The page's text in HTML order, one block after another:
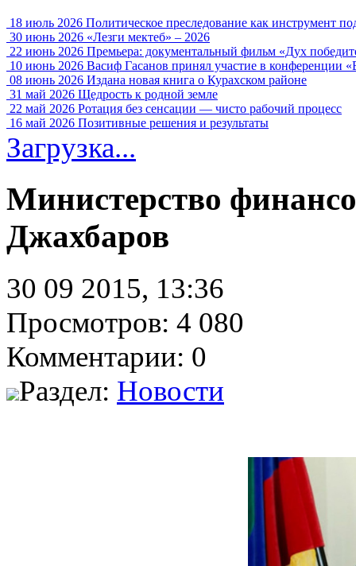
18 июль 2026 Политическое преследование как инструмент
30 июнь 2026 «Лезги мектеб» – 2026
22 июнь 2026 Премьера: документальный фильм «Дух
10 июнь 2026 Васиф Гасанов принял участие в конференции
08 июнь 2026 Издана новая книга о Курахском районе
31 май 2026 Щедрость к родной земле
22 май 2026 Ротация без сенсации — чисто рабочий процесс
16 май 2026 Позитивные решения и результаты
Загрузка...
Министерство
Джахбаров
30 09 2015, 13:36
Просмотров: 4 080
Комментарии: 0
Раздел: Новости